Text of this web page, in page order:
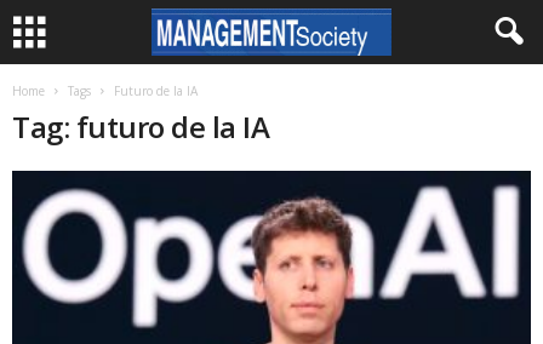
Home Tags Futuro de la IA
Tag: futuro de la IA